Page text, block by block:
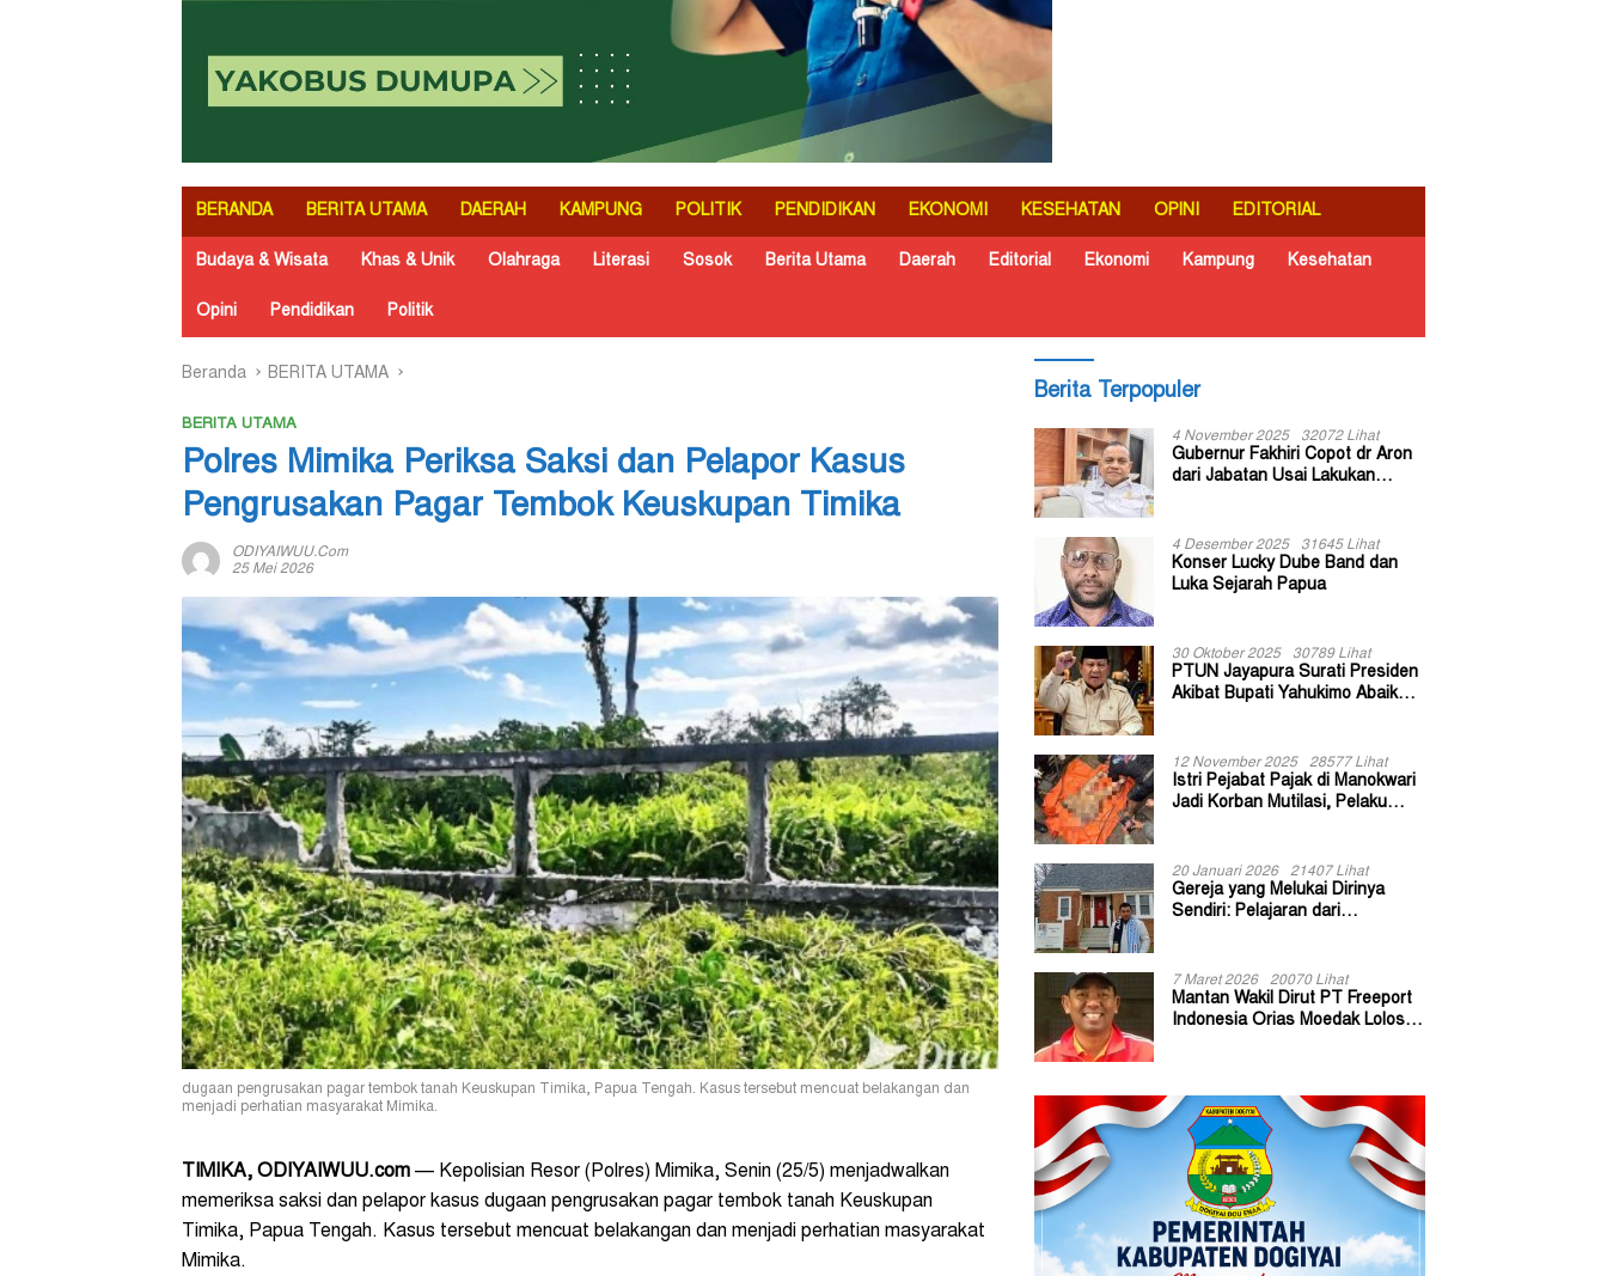
BERANDA BERITA UTAMA DAERAH KAMPUNG POLITIK PENDIDIKAN EKONOMI KESEHATAN OPINI EDITORIAL
Budaya & Wisata Khas & Unik Olahraga Literasi Sosok Berita Utama Daerah Editorial Ekonomi Kampung Kesehatan
Opini Pendidikan Politik
Beranda BERITA UTAMA
BERITA UTAMA
Polres Mimika Periksa Saksi dan Pelapor Kasus
Pengrusakan Pagar Tembok Keuskupan Timika
ODIYAIWUU.com
25 Mei 2026
dugaan pengrusakan pagar tembok tanah Keuskupan Timika, Papua Tengah. Kasus tersebut mencuat belakangan dan
menjadi perhatian masyarakat Mimika.
TIMIKA, ODIYAIWUU.com — Kepolisian Resor (Polres) Mimika, Senin (25/5) menjadwalkan
memeriksa saksi dan pelapor kasus dugaan pengrusakan pagar tembok tanah Keuskupan
Timika, Papua Tengah. Kasus tersebut mencuat belakangan dan menjadi perhatian masyarakat
Mimika.
Berita Terpopuler
4 November 2025 32072 Lihat
Gubernur Fakhiri Copot dr Aron
dari Jabatan Usai Lakukan
4 Desember 2025 31645 Lihat
Konser Lucky Dube Band dan
Luka Sejarah Papua
30 Oktober 2025 30789 Lihat
PTUN Jayapura Surati Presiden
Akibat Bupati Yahukimo Abaikan
12 November 2025 28577 Lihat
Istri Pejabat Pajak di Manokwari
Jadi Korban Mutilasi, Pelaku
20 Januari 2026 21407 Lihat
Gereja yang Melukai Dirinya
Sendiri: Pelajaran dari
7 Maret 2026 20070 Lihat
Mantan Wakil Dirut PT Freeport
Indonesia Orias Moedak Lolos